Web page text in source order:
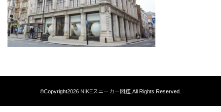
©Copyright2026 NIKEスニーカー図鑑.All Rights Reserved.